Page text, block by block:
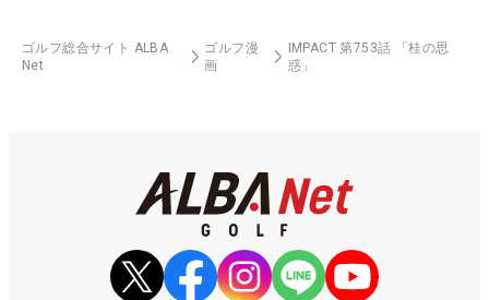
ゴルフ総合サイト ALBA
Net
ゴルフ漫
画
IMPACT 第753話 「桂の思
惑」